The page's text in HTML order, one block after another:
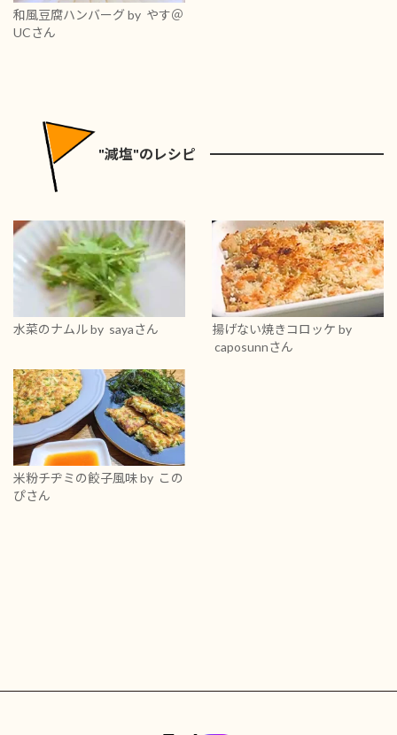
和風豆腐ハンバーグby やす＠
UCさん
"減塩"のレシピ
水菜のナムルby sayaさん 揚げない焼きコロッケ by
caposunnさん
米粉チヂミの餃子風味by この
ぴさん